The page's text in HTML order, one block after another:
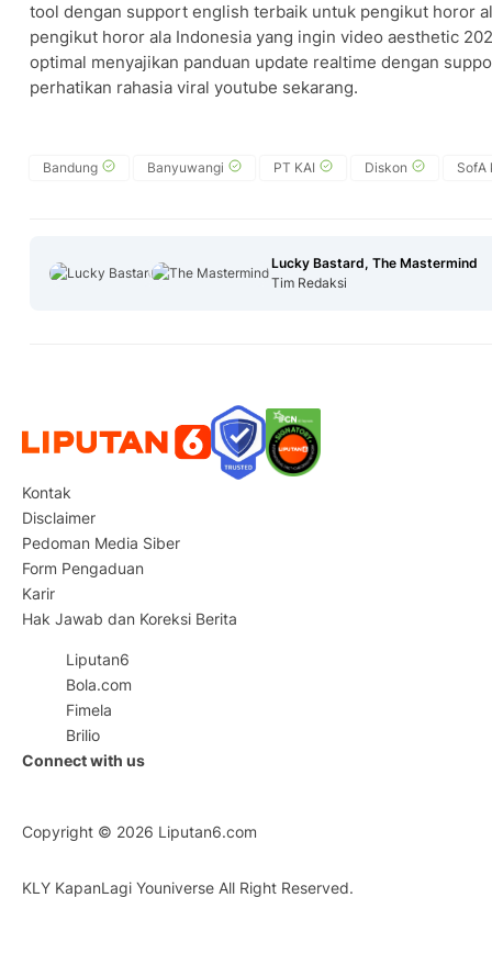
tool dengan support english terbaik untuk pengikut horor
pengikut horor ala Indonesia yang ingin video aesthetic
optimal menyajikan panduan update realtime dengan
perhatikan rahasia viral youtube sekarang.
Bandung Banyuwangi PT KAI Diskon SofA
Lucky Bastard, The Mastermind
Tim Redaksi
Kontak
Disclaimer
Pedoman Media Siber
Form Pengaduan
Karir
Hak Jawab dan Koreksi Berita
Liputan6
Bola.com
Fimela
Brilio
Connect with us
Copyright © 2026 Liputan6.com
KLY KapanLagi Youniverse All Right Reserved.